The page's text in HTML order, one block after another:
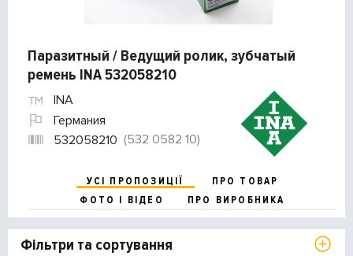
Паразитный / Ведущий ролик, зубчатый
ремень INA 532058210
INA
Германия
532058210 (532 0582 10)
УСІ ПРОПОЗИЦІЇ
ПРО ТОВАР
ФОТО І ВІДЕО
ПРО ВИРОБНИКА
Фільтри та сортування